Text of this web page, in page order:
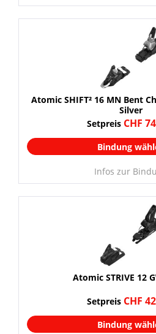
Atomic SHIFT² 16 MN Bent
Silver
Setpreis CHF
Bindung
Infos zur
Atomic STRIVE 12
Setpreis CHF
Bindung